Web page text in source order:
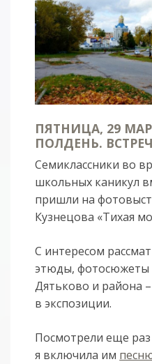
ПЯТНИЦА, 29
ПОЛДЕНЬ.
Семиклассники во
школьных каникул
пришли на
Кузнецова «Тихая
С интересом
этюды, фотосюжеты
Дятьково и района
в экспозиции.
Посмотрели еще
я включила им